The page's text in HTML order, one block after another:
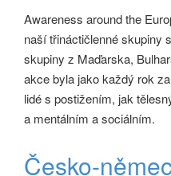
Awareness around the
naší třináctičlenné skupiny
skupiny z Maďarska,
akce byla jako každý rok
lidé s postižením, jak
a mentálním a sociálním.
Česko-